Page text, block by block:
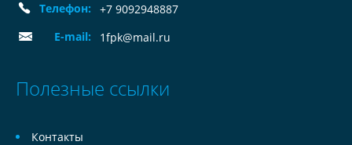
Телефон:
+7 9092948887
E-mail:
1fpk@mail.ru
Полезные ссылки
Контакты